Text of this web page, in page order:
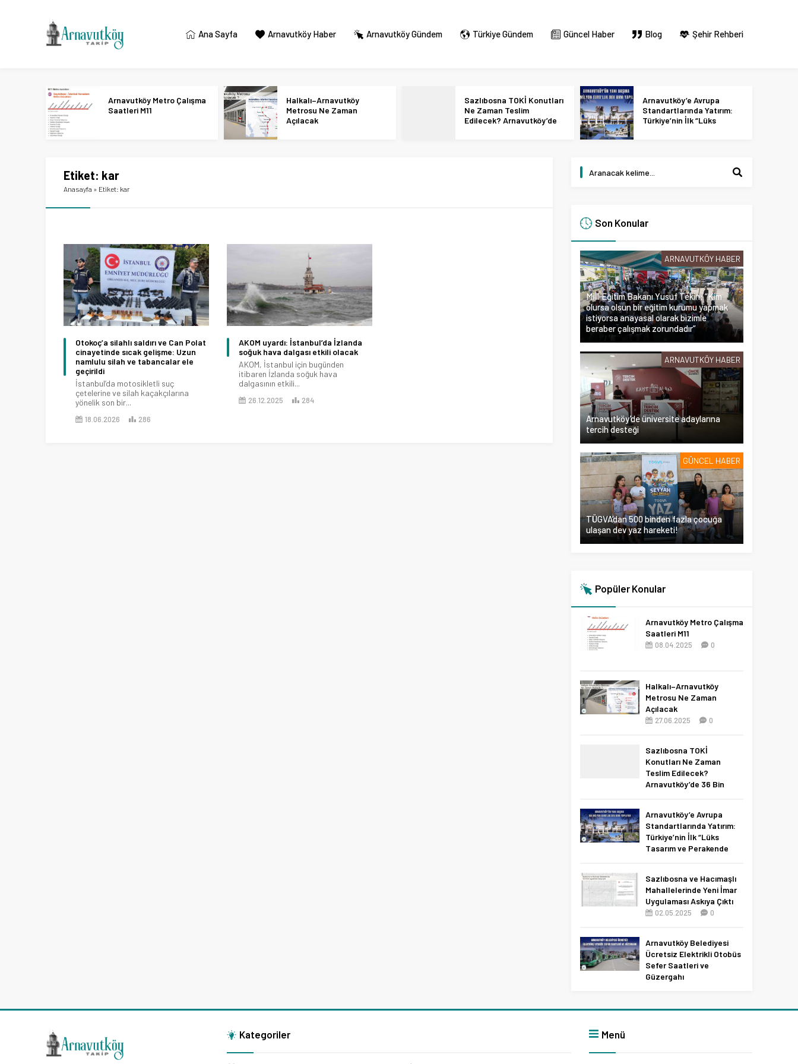
Ana Sayfa Arnavutköy Haber Arnavutköy Gündem Türkiye Gündem Güncel Haber Blog Şehir Rehberi
Arnavutköy Metro Çalışma
Saatleri M11
Halkalı–Arnavutköy
Metrosu Ne Zaman
Açılacak
Sazlıbosna TOKİ Konutları
Ne Zaman Teslim
Edilecek? Arnavutköy’de
Arnavutköy’e Avrupa
Standartlarında Yatırım:
Türkiye’nin İlk “Lüks
Etiket: kar
Anasayfa » Etiket: kar
Otokoç’a silahlı saldırı ve Can Polat
cinayetinde sıcak gelişme: Uzun
namlulu silah ve tabancalar ele
geçirildi
İstanbul’da motosikletli suç
çetelerine ve silah kaçakçılarına
yönelik son bir...
18.06.2026 286
AKOM uyardı: İstanbul’da İzlanda
soğuk hava dalgası etkili olacak
AKOM, İstanbul için bugünden
itibaren İzlanda soğuk hava
dalgasının etkili...
26.12.2025 284
Son Konular
ARNAVUTKÖY HABER
Milli Eğitim Bakanı Yusuf Tekin: “Kim
olursa olsun bir eğitim kurumu yapmak
istiyorsa anayasal olarak bizimle
beraber çalışmak zorundadır”
ARNAVUTKÖY HABER
Arnavutköy’de üniversite adaylarına
tercih desteği
GÜNCEL HABER
TÜGVA’dan 500 binden fazla çocuğa
ulaşan dev yaz hareketi!
Popüler Konular
Arnavutköy Metro Çalışma
Saatleri M11
08.04.2025 0
Halkalı–Arnavutköy
Metrosu Ne Zaman
Açılacak
27.06.2025 0
Sazlıbosna TOKİ
Konutları Ne Zaman
Teslim Edilecek?
Arnavutköy’de 36 Bin
11.04.2026 0
Arnavutköy’e Avrupa
Standartlarında Yatırım:
Türkiye’nin İlk “Lüks
Tasarım ve Perakende
Sazlıbosna ve Hacımaşlı
Mahallelerinde Yeni İmar
Uygulaması Askıya Çıktı
02.05.2025 0
Arnavutköy Belediyesi
Ücretsiz Elektrikli Otobüs
Sefer Saatleri ve
Güzergahı
Kategoriler Menü